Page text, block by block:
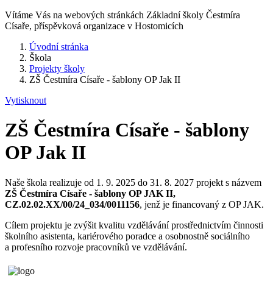
Vítáme Vás na webových stránkách Základní školy Čestmíra
Císaře, příspěvková organizace v Hostomicích
Úvodní stránka
Škola
Projekty školy
ZŠ Čestmíra Císaře - šablony OP Jak II
Vytisknout
ZŠ Čestmíra Císaře - šablony
OP Jak II
Naše škola realizuje od 1. 9. 2025 do 31. 8. 2027 projekt s názvem
ZŠ Čestmíra Císaře - šablony OP JAK II,
CZ.02.02.XX/00/24_034/0011156, jenž je financovaný z OP JAK.
Cílem projektu je zvýšit kvalitu vzdělávání prostřednictvím činnosti
školního asistenta, kariérového poradce a osobnostně sociálního
a profesního rozvoje pracovníků ve vzdělávání.